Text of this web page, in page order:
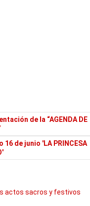
de la “AGENDA DE
de junio 'LA PRINCESA
actos sacros y festivos